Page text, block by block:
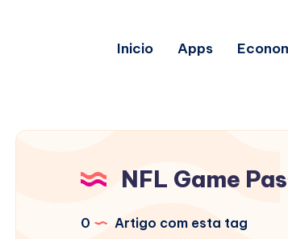
Inicio Apps
NFL Game
0 Artigo com esta tag